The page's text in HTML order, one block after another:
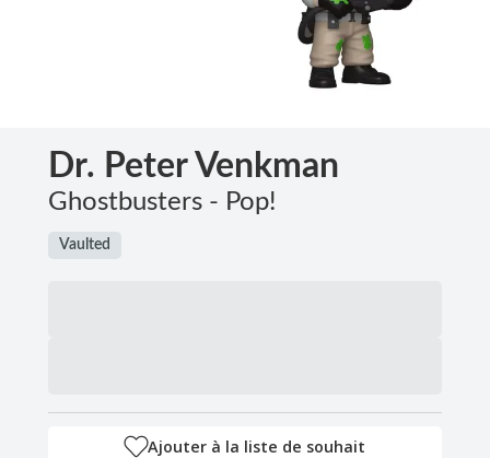
Dr. Peter Venkman
Ghostbusters - Pop!
Vaulted
Ajouter à la liste de souhait